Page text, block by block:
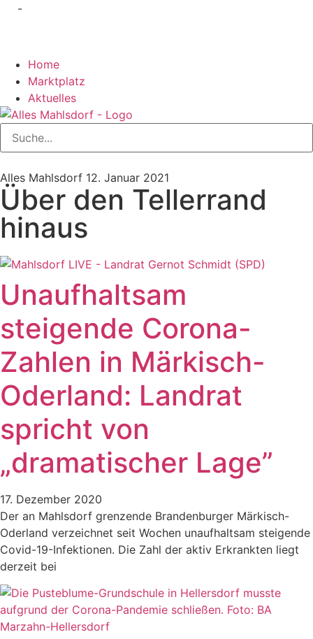
-
Home
Marktplatz
Aktuelles
Alles Mahlsdorf 12. Januar 2021
Über den Tellerrand
hinaus
Unaufhaltsam
steigende Corona-
Zahlen in Märkisch-
Oderland: Landrat
spricht von
„dramatischer Lage”
17. Dezember 2020
Der an Mahlsdorf grenzende Brandenburger Märkisch-
Oderland verzeichnet seit Wochen unaufhaltsam steigende
Covid-19-Infektionen. Die Zahl der aktiv Erkrankten liegt
derzeit bei